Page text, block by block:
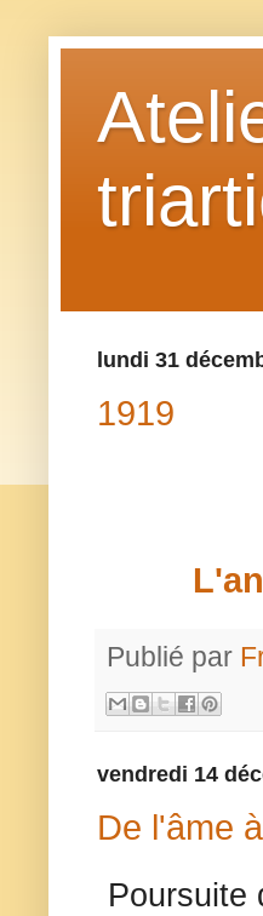
lundi 31
1919
Publié par
vendredi 14
De l'âme
Poursuite